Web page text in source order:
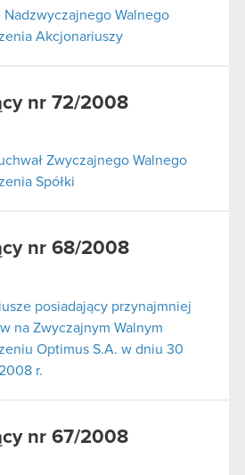
Nadzwyczajnego Walnego
Akcjonariuszy
nr 72/2008
Zwyczajnego Walnego
Spółki
nr 68/2008
posiadający przynajmniej
na Zwyczajnym Walnym
Optimus S.A. w dniu 30
r.
nr 67/2008